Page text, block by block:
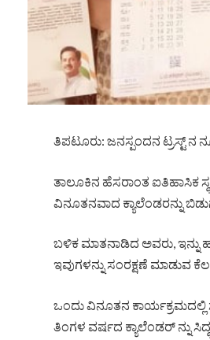
ತಿಪಟೂರು: ಜನಸ್ಪಂದನ ಟ್ರಸ್ಟ್ ನ
ತಾಲೂಕಿನ ಹೆಸರಾಂತ ಐತಿಹಾಸಿಕ
ವಿನೂತನವಾದ ಕ್ಯಾಲೆಂಡರನ್ನು
ಬಳಿಕ ಮಾತನಾಡಿದ ಅವರು, ಇನ್ನು
ಇವುಗಳನ್ನು ಸಂರಕ್ಷಣೆ ಮಾಡುವ
ಒಂದು ವಿನೂತನ
ತಿಂಗಳ ವರ್ಷದ ಕ್ಯಾಲೆಂಡರ್ ನ್ನು